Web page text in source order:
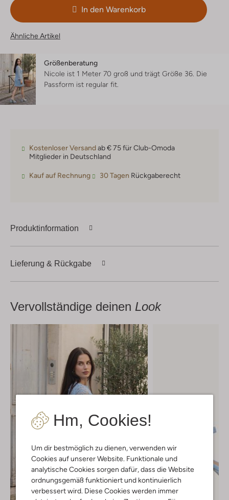
Hm, Cookies!
Um dir bestmöglich zu dienen, verwenden wir
Cookies auf unserer Website. Funktionale und
analytische Cookies sorgen dafür, dass die Website
ordnungsgemäß funktioniert und kontinuierlich
verbessert wird. Diese Cookies werden immer
In den Warenkorb
Ähnliche Artikel
Größenberatung
Nicole ist 1 Meter 70 groß und trägt Größe 36. Die
Passform ist regular fit
Kostenloser Versandab € 75 für Club-Omoda
Mitglieder in Deutschland
Kauf auf Rechnung 30 Tagen Rückgaberecht
Produktinformation
Lieferung & Rückgabe
Vervollständige deinen Look